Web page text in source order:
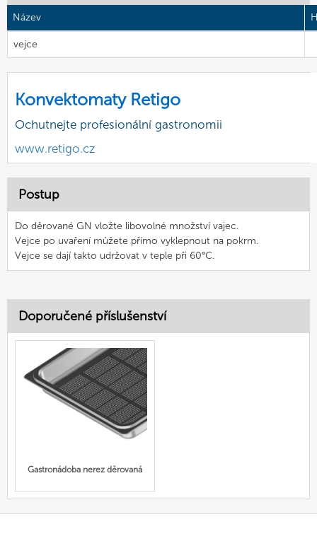
Název
vejce
Konvektomaty Retigo
Ochutnejte profesionální gastronomii
www.retigo.cz
Postup
Do děrované GN vložte libovolné množství vajec.
Vejce po uvaření můžete přímo vyklepnout na pokrm.
Vejce se dají takto udržovat v teple při 60°C.
Doporučené příslušenství
Gastronádoba nerez děrovaná